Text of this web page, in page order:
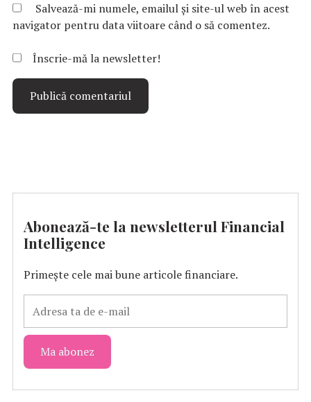
Salvează-mi numele, emailul și site-ul web în acest
navigator pentru data viitoare când o să comentez.
Înscrie-mă la newsletter!
Abonează-te la newsletterul Financial
Intelligence
Primește cele mai bune articole financiare.